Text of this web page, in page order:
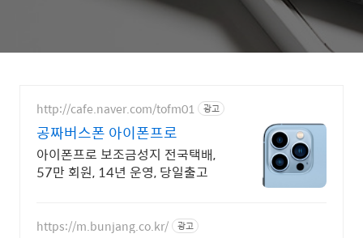
http://cafe.naver.com/tofm01 광고
공짜버스폰 아이폰프로
아이폰프로 보조금성지 전국택배,
57만 회원, 14년 운영, 당일출고
https://m.bunjang.co.kr/ 광고